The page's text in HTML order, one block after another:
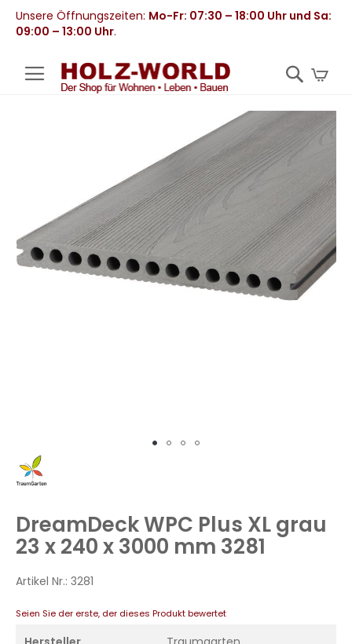
Unsere Öffnungszeiten: Mo-Fr: 07:30 – 18:00 Uhr und Sa:
09:00 – 13:00 Uhr.
Zum
Anfang
springen
DreamDeck WPC Plus XL grau
23 x 240 x 3000 mm 3281
Artikel Nr.: 3281
Seien Sie der erste, der dieses Produkt bewertet